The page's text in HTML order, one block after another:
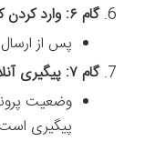
گام ۶: وارد کردن کد رهگیری پستی در سامانه:
پس از
گام ۷: پیگیری آنلاین پرونده در سامانه:
وضعیت
پیگیری